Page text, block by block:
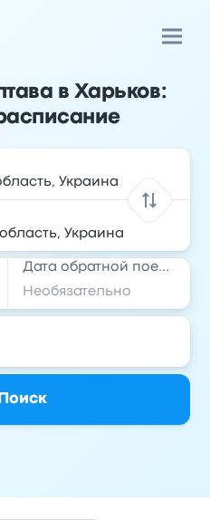
в Харьков:
Дата обратной поездки
Поиск